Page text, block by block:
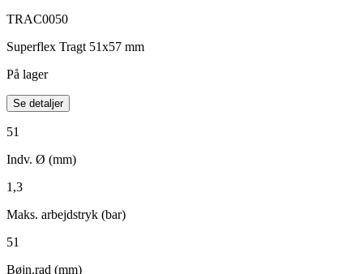
TRAC0050
Superflex Tragt 51x57 mm
På lager
Se detaljer
51
Indv. Ø (mm)
1,3
Maks. arbejdstryk (bar)
51
Bøjn.rad (mm)